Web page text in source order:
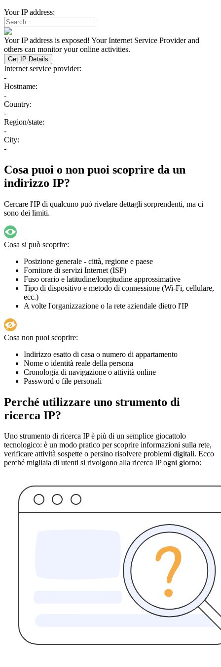
Your IP address:
Your IP address is exposed! Your Internet Service Provider and
others can monitor your online activities.
Get IP Details
Internet service provider:
-
Hostname:
-
Country:
-
Region/state:
-
City:
-
Cosa puoi o non puoi scoprire da un
indirizzo IP?
Cercare l'IP di qualcuno può rivelare dettagli sorprendenti, ma ci
sono dei limiti.
Cosa si può scoprire:
Posizione generale - città, regione e paese
Fornitore di servizi Internet (ISP)
Fuso orario e latitudine/longitudine approssimative
Tipo di dispositivo e metodo di connessione (Wi-Fi, cellulare,
ecc.)
A volte l'organizzazione o la rete aziendale dietro l'IP
Cosa non puoi scoprire:
Indirizzo esatto di casa o numero di appartamento
Nome o identità reale della persona
Cronologia di navigazione o attività online
Password o file personali
Perché utilizzare uno strumento di
ricerca IP?
Uno strumento di ricerca IP è più di un semplice giocattolo
tecnologico: è un modo pratico per scoprire informazioni sulla rete,
verificare attività sospette o persino risolvere problemi digitali. Ecco
perché migliaia di utenti si rivolgono alla ricerca IP ogni giorno: